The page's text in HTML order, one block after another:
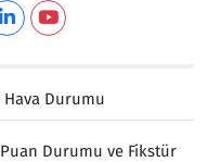
Hava Durumu
Puan Durumu ve Fikstür